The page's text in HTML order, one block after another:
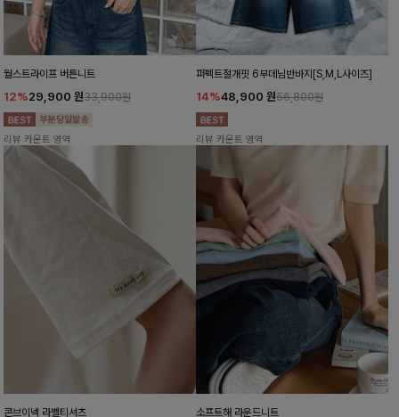
월스트라이프 버튼니트
12%29,900 원33,900원
리뷰 카운트 영역
퍼펙트절개핏 6부데님반바지[S,M,L사이즈]
14%48,900 원56,800원
리뷰 카운트 영역
콘브이넥 라벨티셔츠 소프트해 라운드니트